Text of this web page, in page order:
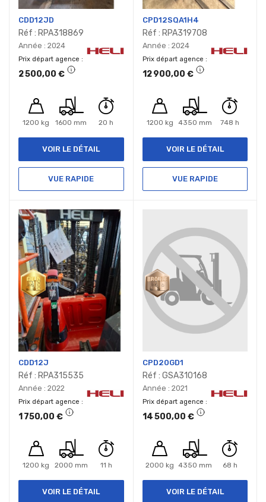
CDD12JD
Réf : RPA318869
Année : 2024
Prix départ agence
2 500,00 €
1200 kg 1600 mm 20 h
VOIR LE DÉTAIL
VUE RAPIDE
CPD12SQA1H4
Réf : RPA319708
Année : 2024
Prix départ agence
12 900,00 €
1200 kg 4350 mm 748 h
VOIR LE DÉTAIL
VUE RAPIDE
CDD12J
Réf : RPA315535
Année : 2022
Prix départ agence
1 750,00 €
1200 kg 2000 mm 11 h
VOIR LE DÉTAIL
CPD20GD1
Réf : GSA310168
Année : 2021
Prix départ agence
14 500,00 €
2000 kg 4350 mm 68 h
VOIR LE DÉTAIL